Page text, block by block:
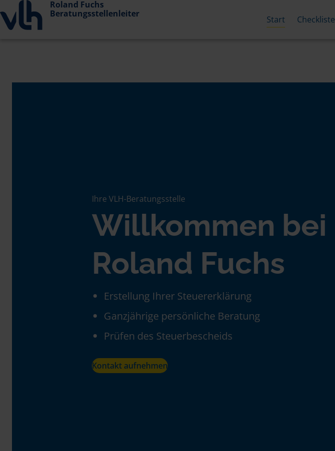
Roland Fuchs
Beratungsstellenleiter
Start Checkliste
Ihre VLH-Beratungsstelle
Willkommen bei
Roland Fuchs
Erstellung Ihrer Steuererklärung
Ganzjährige persönliche Beratung
Prüfen des Steuerbescheids
Kontakt aufnehmen